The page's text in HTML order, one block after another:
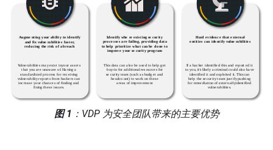
图 1 ：VDP 为安全团队带来的主要优势